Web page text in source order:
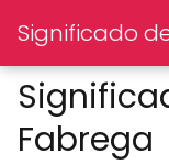
Significado
Fabrega